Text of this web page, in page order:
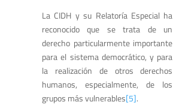
La CIDH y su Relatoría Especial ha
reconocido que se trata de un
derecho particularmente importante
para el sistema democrático, y para
la realización de otros derechos
humanos, especialmente, de los
grupos más vulnerables[5].